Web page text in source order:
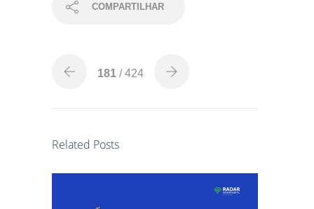
COMPARTILHAR
181 / 424
Related Posts